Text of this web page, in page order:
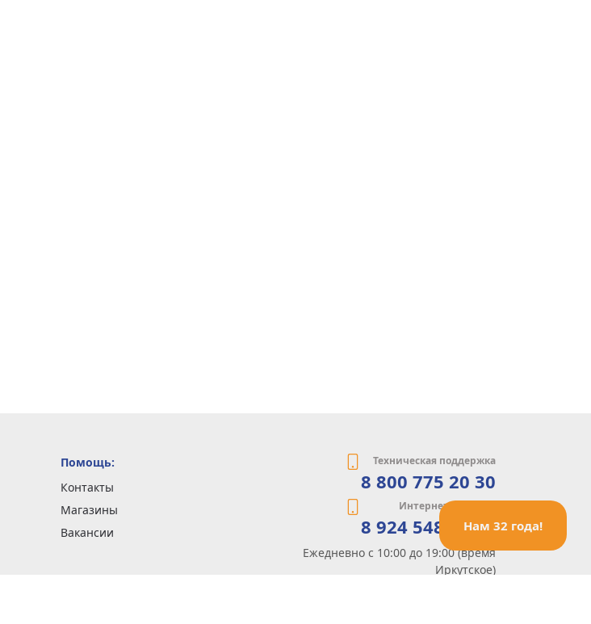
Нам 32 года!
Помощь:
Контакты
Магазины
Вакансии
Техническая поддержка
8 800 775 20 30
Интернет-магазин
8 924 548 85 07
Ежедневно с 10:00 до 19:00 (время
Иркутское)